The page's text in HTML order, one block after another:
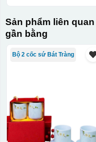
Sản phẩm liên
gần bằng
Bộ 2 cốc sứ Bát Tràng